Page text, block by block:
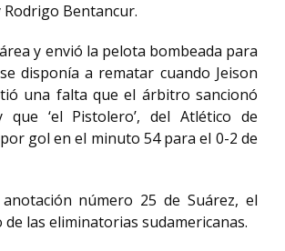
Rodrigo Bentancur.
y envió la pelota bombeada para
disponía a rematar cuando Jeison
una falta que el árbitro sancionó
‘el Pistolero’, del Atlético de
gol en el minuto 54 para el 0-2 de
número 25 de Suárez, el
las eliminatorias sudamericanas.